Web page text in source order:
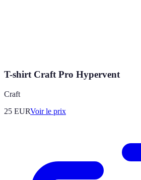
T-shirt Craft Pro Hypervent
Craft
25 EURVoir le prix